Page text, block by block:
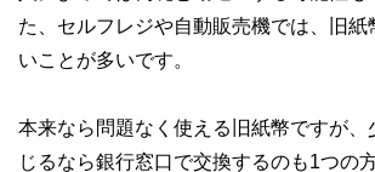
た、セルフレジや自動販売機では、旧紙
いことが多いです。
本来なら問題なく使える旧紙幣ですが、
じるなら銀行窓口で交換するのも1つの